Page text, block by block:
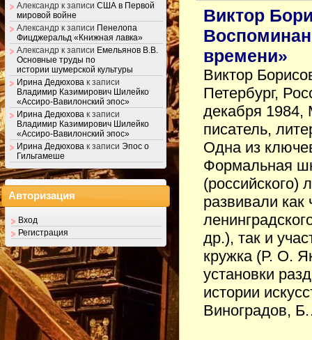
Виктор
времени»
Виктор
Петербург,
декабря
писатель,
Одна из
Формальная
(российского)
развивали как
др.), так и
кружка (Р. О.
установки
истории
Виноградов,
Александр к записи США в Первой
мировой войне
Александр к записи Пенелопа
Фицджеральд «Книжная лавка»
Александр к записи Емельянов В.В.
Основные труды по
истории шумерской культуры
Ирина Дедюхова к записи
Владимир Казимирович Шилейко
«Ассиро-Вавилонский эпос»
Ирина Дедюхова к записи
Владимир Казимирович Шилейко
«Ассиро-Вавилонский эпос»
Ирина Дедюхова к записи Эпос о
Гильгамеше
Авторизация
Вход
Регистрация